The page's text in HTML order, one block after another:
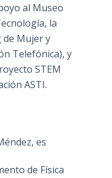
al Museo
la
de Mujer y
Telefónica), y
STEM
ASTI.
es
de Física